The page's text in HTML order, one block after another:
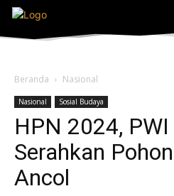
Beranda Nasional
Nasional Sosial Budaya
HPN 2024,
Serahkan
Ancol